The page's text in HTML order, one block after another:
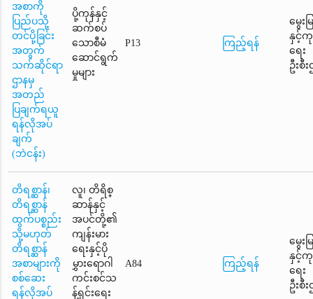
အစာကို
ပြည်ပသို့
တင်ပို့ခြင်း
အတွက်
သက်ဆိုင်ရာ
ဌာနမှ
အတည်
ပြချက်ရယူ
ရန်လိုအပ်
ချက်
(ဘဲငန်း)
ပို့ကုန်နှင့်
ဆက်စပ်
သောစီမံ
ဆောင်ရွက်
မှုများ
P13 ကြည့်ရန်
မွေး
နှင့်
ရေး
ဦးစီး
တိရစ္ဆာန်၊
တိရစ္ဆာန်
ထွက်ပစ္စည်း
သို့မဟုတ်
တိရစ္ဆာန်
အစာများကို
စစ်ဆေး
ရန်လိုအပ်
လူ၊ တိရိစ္
ဆာန်နှင့်
အပင်တို့၏
ကျန်းမား
ရေးနှင့်ပို
မွှားရောဂါ
ကင်းစင်သ
န့်ရှင်းရေး
A84 ကြည့်ရန်
မွေး
နှင့်
ရေး
ဦးစီး